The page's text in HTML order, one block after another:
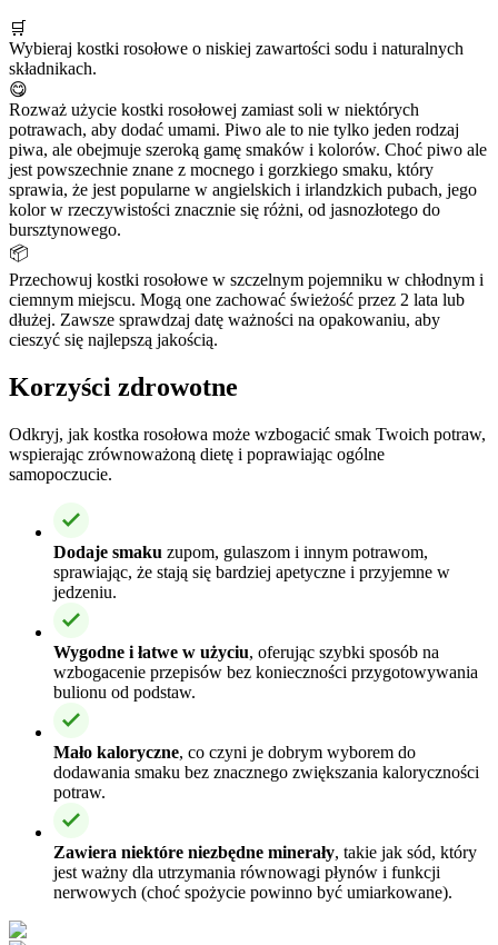
🛒
Wybieraj kostki rosołowe o niskiej zawartości sodu i naturalnych
składnikach.
😋
Rozważ użycie kostki rosołowej zamiast soli w niektórych
potrawach, aby dodać umami. Piwo ale to nie tylko jeden rodzaj
piwa, ale obejmuje szeroką gamę smaków i kolorów. Choć piwo ale
jest powszechnie znane z mocnego i gorzkiego smaku, który
sprawia, że jest popularne w angielskich i irlandzkich pubach, jego
kolor w rzeczywistości znacznie się różni, od jasnozłotego do
bursztynowego.
📦
Przechowuj kostki rosołowe w szczelnym pojemniku w chłodnym i
ciemnym miejscu. Mogą one zachować świeżość przez 2 lata lub
dłużej. Zawsze sprawdzaj datę ważności na opakowaniu, aby
cieszyć się najlepszą jakością.
Korzyści zdrowotne
Odkryj, jak kostka rosołowa może wzbogacić smak Twoich potraw,
wspierając zrównoważoną dietę i poprawiając ogólne
samopoczucie.
Dodaje smaku zupom, gulaszom i innym potrawom,
sprawiając, że stają się bardziej apetyczne i przyjemne w
jedzeniu.
Wygodne i łatwe w użyciu, oferując szybki sposób na
wzbogacenie przepisów bez konieczności przygotowywania
bulionu od podstaw.
Mało kaloryczne, co czyni je dobrym wyborem do
dodawania smaku bez znacznego zwiększania kaloryczności
potraw.
Zawiera niektóre niezbędne minerały, takie jak sód, który
jest ważny dla utrzymania równowagi płynów i funkcji
nerwowych (choć spożycie powinno być umiarkowane).